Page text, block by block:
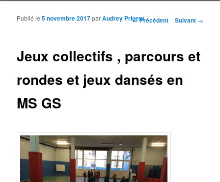
Navigation des articles
←Précédent Suivant →
Jeux collectifs , parcours et
rondes et jeux dansés en
MS GS
Publié le5 novembre 2017parAudrey Prigent